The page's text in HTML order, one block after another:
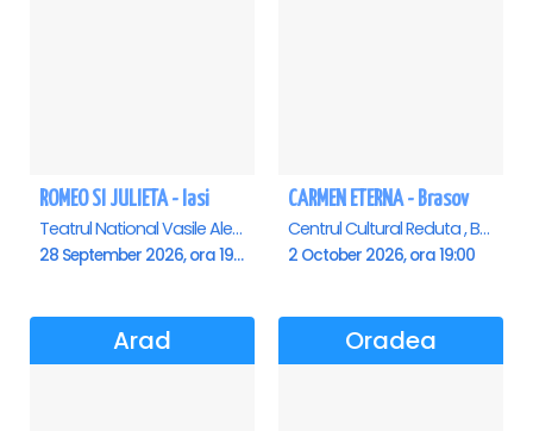
ROMEO SI JULIETA - Iasi
Teatrul National Vasile Alecsandri , Iasi
28 September 2026, ora 19:00
CARMEN ETERNA - Brasov
Centrul Cultural Reduta , Brasov
2 October 2026, ora 19:00
Arad Oradea